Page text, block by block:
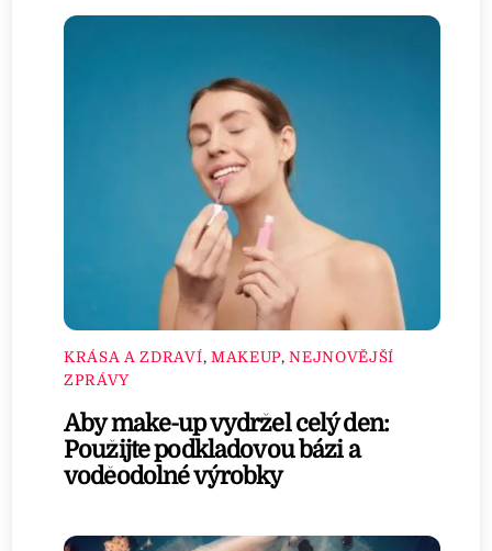
KRÁSA A ZDRAVÍ, MAKEUP,NEJNOVĚJŠÍ
ZPRÁVY
Aby make-up vydržel celý den:
Použijte podkladovou bázi a
voděodolné výrobky